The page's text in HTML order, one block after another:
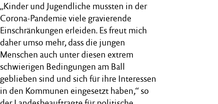
„Kinder und Jugendliche mussten in der
Corona-Pandemie viele gravierende
Einschränkungen erleiden. Es freut mich
daher umso mehr, dass die jungen
Menschen auch unter diesen extrem
schwierigen Bedingungen am Ball
geblieben sind und sich für ihre Interessen
in den Kommunen eingesetzt haben,“ so